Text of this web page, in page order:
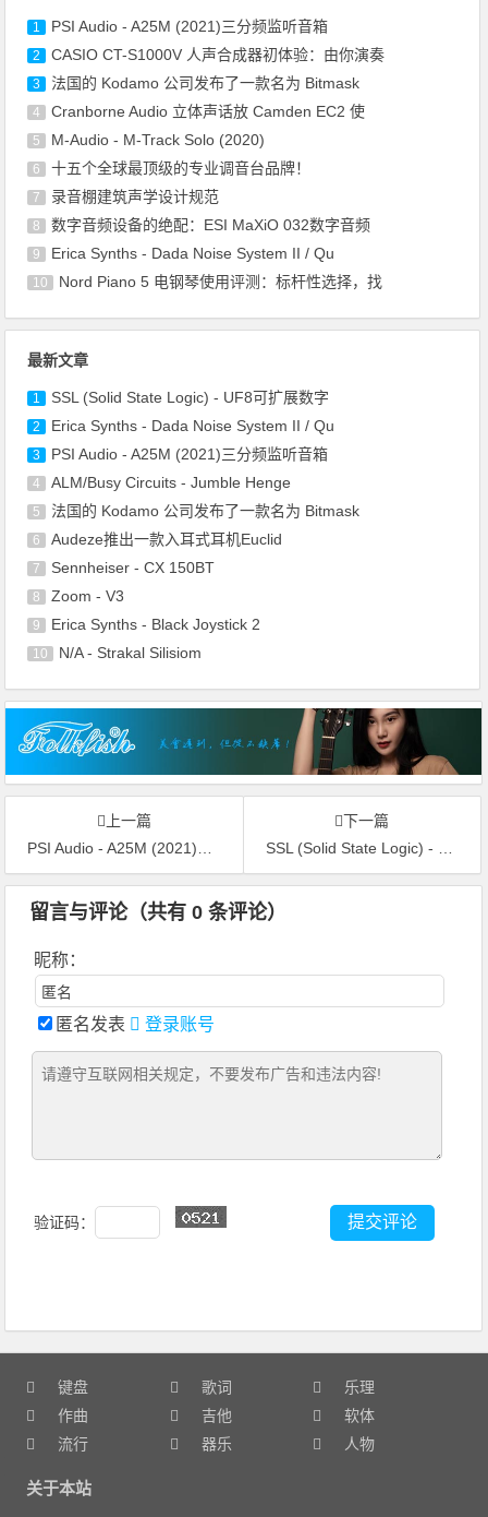
1 PSI Audio - A25M (2021)三分频监听音箱
2 CASIO CT-S1000V 人声合成器初体验：由你演奏
3 法国的 Kodamo 公司发布了一款名为 Bitmask
4 Cranborne Audio 立体声话放 Camden EC2 使
5 M-Audio - M-Track Solo (2020)
6 十五个全球最顶级的专业调音台品牌！
7 录音棚建筑声学设计规范
8 数字音频设备的绝配：ESI MaXiO 032数字音频
9 Erica Synths - Dada Noise System II / Qu
10 Nord Piano 5 电钢琴使用评测：标杆性选择，找
最新文章
1 SSL (Solid State Logic) - UF8可扩展数字
2 Erica Synths - Dada Noise System II / Qu
3 PSI Audio - A25M (2021)三分频监听音箱
4 ALM/Busy Circuits - Jumble Henge
5 法国的 Kodamo 公司发布了一款名为 Bitmask
6 Audeze推出一款入耳式耳机Euclid
7 Sennheiser - CX 150BT
8 Zoom - V3
9 Erica Synths - Black Joystick 2
10 N/A - Strakal Silisiom
上一篇
PSI Audio - A25M (2021)三分频监听音箱
下一篇
SSL (Solid State Logic) - UF8可扩展数字音频工作站(DAW)
留言与评论（共有0 条评论）
昵称：
匿名发表 登录账号
验证码：
键盘 歌词
乐理
作曲
吉他
软体
流行
器乐 人物
关于本站